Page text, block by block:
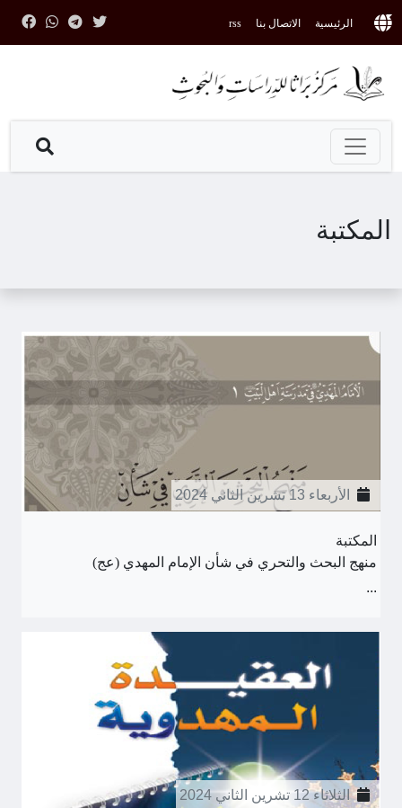
الرئيسية الاتصال بنا rss
المكتبة
الأربعاء 13 تشرين الثاني 2024
المكتبة
منهج البحث والتحري في شأن الإمام المهدي (عج)
...
الثلاثاء 12 تشرين الثاني 2024